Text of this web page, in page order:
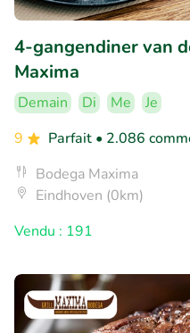
4-gangendiner van
Maxima
Demain Di Me
Je
9
Parfait • 2.086
Bodega Maxima
Eindhoven (0km)
Vendu : 191